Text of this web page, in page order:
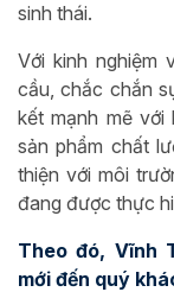
sinh thái.
Với kinh nghiệm
cầu, chắc chắn
kết mạnh mẽ với
sản phẩm chất
thiện với môi
đang được thực
Theo đó, Vĩnh
mới đến quý